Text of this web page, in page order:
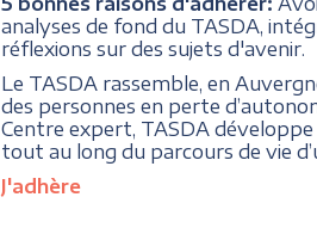
analyses de fond du TASDA,
réflexions sur des sujets d'avenir.
Le TASDA rassemble, en
des personnes en perte
Centre expert, TASDA
tout au long du parcours de vie
J'adhère